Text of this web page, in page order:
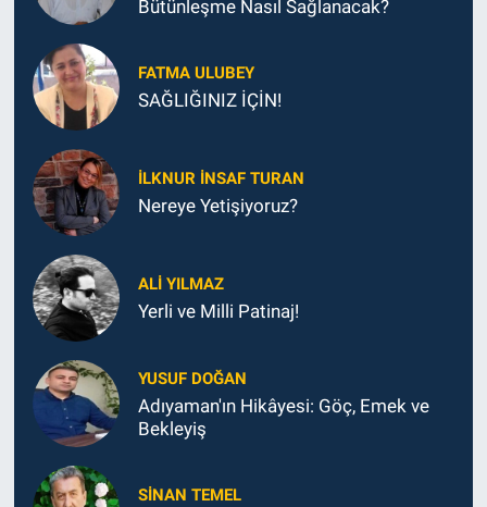
Bütünleşme Nasıl Sağlanacak?
FATMA ULUBEY
SAĞLIĞINIZ İÇİN!
İLKNUR İNSAF TURAN
Nereye Yetişiyoruz?
ALI YILMAZ
Yerli ve Milli Patinaj!
YUSUF DOĞAN
Adıyaman'ın Hikâyesi: Göç, Emek ve
Bekleyiş
SINAN TEMEL